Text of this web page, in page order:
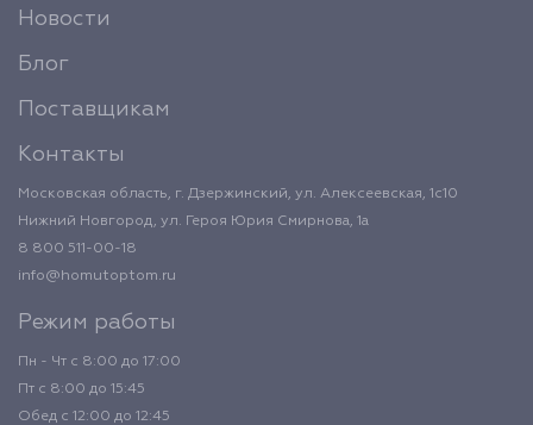
Новости
Блог
Поставщикам
Контакты
Московская область, г. Дзержинский, ул. Алексеевская, 1с10
Нижний Новгород, ул. Героя Юрия Смирнова, 1а
8 800 511-00-18
info@homutoptom.ru
Режим работы
Пн - Чт с 8:00 до 17:00
Пт с 8:00 до 15:45
Обед с 12:00 до 12:45